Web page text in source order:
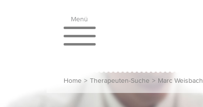
Menü
Home > Therapeuten-Suche > Marc Weisbach